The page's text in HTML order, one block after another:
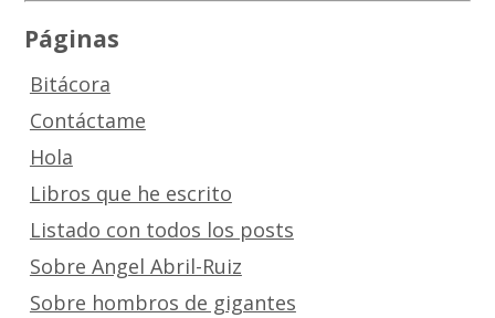
Páginas
Bitácora
Contáctame
Hola
Libros que he escrito
Listado con todos los posts
Sobre Angel Abril-Ruiz
Sobre hombros de gigantes